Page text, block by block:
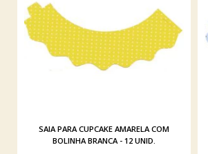
SAIA PARA CUPCAKE AMARELA COM
BOLINHA BRANCA - 12 UNID.